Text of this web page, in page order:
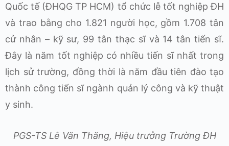
Quốc tế (ĐHQG TP HCM) tổ chức lễ tốt nghiệp ĐH
và trao bằng cho 1.821 người học, gồm 1.708 tân
cử nhân – kỹ sư, 99 tân thạc sĩ và 14 tân tiến sĩ.
Đây là năm tốt nghiệp có nhiều tiến sĩ nhất trong
lịch sử trường, đồng thời là năm đầu tiên đào tạo
thành công tiến sĩ ngành quản lý công và kỹ thuật
y sinh.
PGS-TS Lê Văn Thăng, Hiệu trưởng Trường ĐH